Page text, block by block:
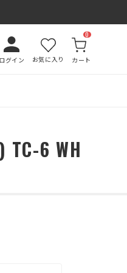
ログイン お気に入り カート
0
6 WH